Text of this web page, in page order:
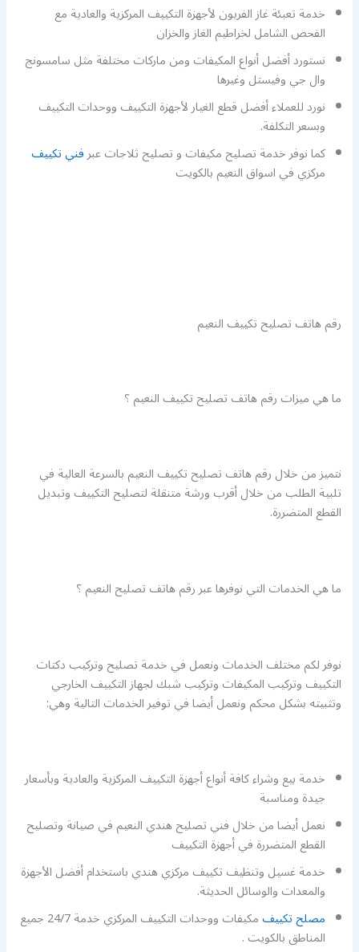
خدمة تعبئة غاز الفريون لأجهزة التكييف المركزية والعادية مع
الفحص الشامل لخراطيم الغاز والخزان
نستورد أفضل أنواع المكيفات ومن ماركات مختلفة مثل سامسونج
وال جي وفيستل وغيرها
نورد للعملاء أفضل قطع الغيار لأجهزة التكييف ووحدات التكييف
وبسعر التكلفة.
كما نوفر خدمة تصليح مكيفات و تصليح ثلاجات عبرفني تكييف
مركزي في اسواق النعيم بالكويت
رقم هاتف تصليح تكييف النعيم
ما هي ميزات رقم هاتف تصليح تكييف النعيم ؟
نتميز من خلال رقم هاتف تصليح تكييف النعيم بالسرعة العالية في
تلبية الطلب من خلال أقرب ورشة متنقلة لتصليح التكييف وتبديل
القطع المتضررة.
ما هي الخدمات التي نوفرها عبر رقم هاتف تصليح النعيم ؟
نوفر لكم مختلف الخدمات ونعمل في خدمة تصليح وتركيب دكتات
التكييف وتركيب المكيفات وتركيب شبك لجهاز التكييف الخارجي
وتثبيته بشكل محكم ونعمل أيضا في توفير الخدمات التالية وهي:
خدمة بيع وشراء كافة أنواع أجهزة التكييف المركزية والعادية وبأسعار
جيدة ومناسبة
نعمل أيضا من خلال فني تصليح هندي النعيم في صيانة وتصليح
القطع المتضررة في أجهزة التكييف
خدمة غسيل وتنظيف تكييف مركزي هندي باستخدام أفضل الأجهزة
والمعدات والوسائل الحديثة.
مصلح تكييف
مكيفات ووحدات التكييف المركزي خدمة 24/7 جميع
المناطق بالكويت .